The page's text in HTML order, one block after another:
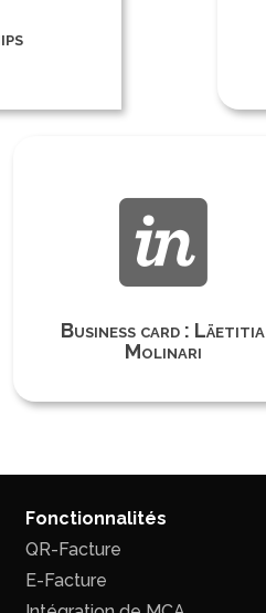

Business card : Läetitia
Molinari
Fonctionnalités
QR-Facture
E-Facture